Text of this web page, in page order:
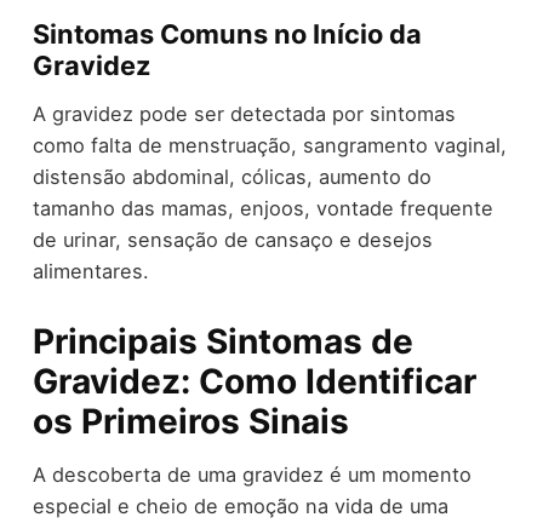
Sintomas Comuns no Início da
Gravidez
A gravidez pode ser detectada por sintomas
como falta de menstruação, sangramento vaginal,
distensão abdominal, cólicas, aumento do
tamanho das mamas, enjoos, vontade frequente
de urinar, sensação de cansaço e desejos
alimentares.
Principais Sintomas de
Gravidez: Como Identificar
os Primeiros Sinais
A descoberta de uma gravidez é um momento
especial e cheio de emoção na vida de uma